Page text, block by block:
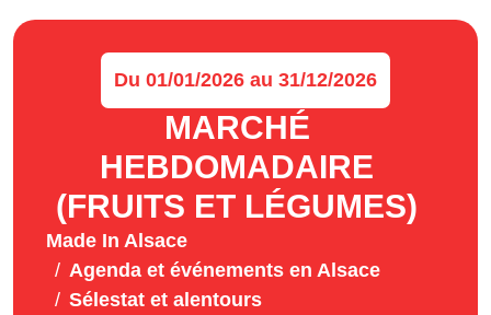
Du 01/01/2026 au 31/12/2026
MARCHÉ
HEBDOMADAIRE
(FRUITS ET LÉGUMES)
Made In Alsace
Agenda et événements en Alsace
Sélestat et alentours